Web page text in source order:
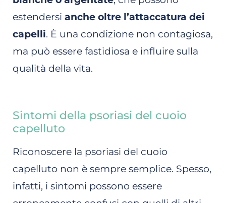
estendersi anche oltre l’attaccatura dei
capelli. È una condizione non contagiosa,
ma può essere fastidiosa e influire sulla
qualità della vita.
Sintomi della psoriasi del cuoio
capelluto
Riconoscere la psoriasi del cuoio
capelluto non è sempre semplice. Spesso,
infatti, i sintomi possono essere